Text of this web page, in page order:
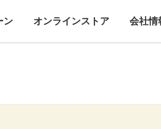
ン オンラインストア 会社情